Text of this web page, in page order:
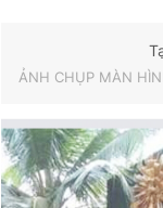
ẢNH CHỤP MÀN